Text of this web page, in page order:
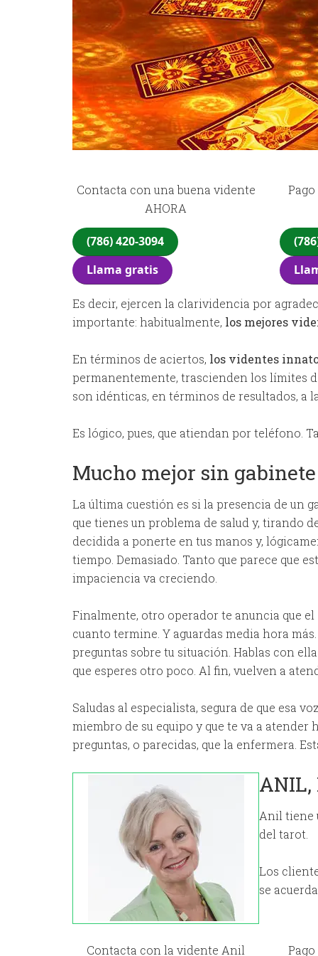
Contacta con una buena vidente
AHORA
(786) 420-3094
Llama gratis
Es decir, ejercen la clarividencia por
importante: habitualmente, los mejores
En términos de aciertos, los videntes
permanentemente, trascienden los límites
son idénticas, en términos de resultados, a
Es lógico, pues, que atiendan por teléfono.
Mucho mejor sin gabinete
La última cuestión es si la presencia de un
que tienes un problema de salud y, tirando
decidida a ponerte en tus manos y,
tiempo. Demasiado. Tanto que parece que
impaciencia va creciendo.
Finalmente, otro operador te anuncia que
cuanto termine. Y aguardas media hora
preguntas sobre tu situación. Hablas con
que esperes otro poco. Al fin, vuelven a
Saludas al especialista, segura de que esa
miembro de su equipo y que te va a
preguntas, o parecidas, que la enfermera.
ANIL,
Anil tiene
del tarot.
Los
se
Contacta con la vidente Anil